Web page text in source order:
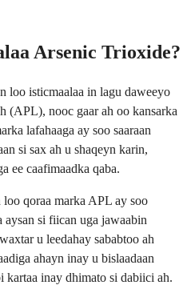
Arsenic Trioxide?
loo isticmaalaa in lagu daweeyo
(APL), nooc gaar ah oo kansarka
lafahaaga ay soo saaraan
si sax ah u shaqeyn karin,
ee caafimaadka qaba.
qoraa marka APL ay soo
si fiican uga jawaabin
u leedahay sababtoo ah
ahayn inay u bislaadaan
kartaa inay dhimato si dabiici ah.